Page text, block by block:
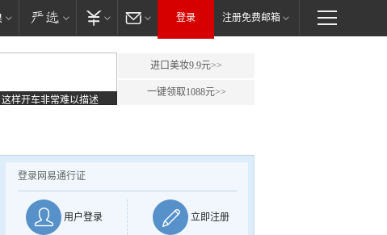
登录 注册免费邮箱
这样开车非常难以描述
进口美妆9.9元>>
一键领取1088元>>
登录网易通行证
用户登录 立即注册